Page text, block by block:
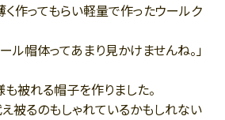
作ってもらい軽量で作ったウールク
ル帽体ってあまり見かけませんね。」
被れる帽子を作りました。
え被るのもしゃれているかもしれない